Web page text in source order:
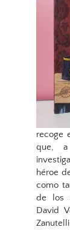
recoge
que, a
héroe
como
de los
David